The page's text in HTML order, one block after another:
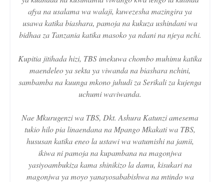
afya na usalama wa walaji, kuwezesha mazingira ya
usawa katika biashara, pamoja na kukuza ushindani wa
bidhaa za Tanzania katika masoko ya ndani na njeya nchi.
Kupitia jitihada hizi, TBS imekuwa chombo muhimu katika
maendeleo ya sekta ya viwanda na biashara nchini,
sambamba na kuunga mkono juhudi za Serikali za kujenga
uchumi waviwanda.
Nae Mkurugenzi wa TBS, Dkt. Ashura Katunzi amesema
tukio hilo pia linaendana na Mpango Mkakati wa TBS,
hususan katika eneo la ustawi wa watumishi na jamii,
ikiwa ni pamoja na kupambana na magonjwa
yasiyoambukiza kama shinikizo la damu, kisukari na
magonjwa ya moyo yanayosababishwa na mtindo wa